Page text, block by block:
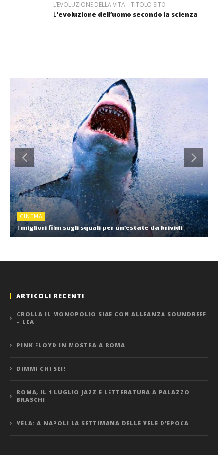
L’EVOLUZIONE DELLA VITA – TITOLO SITO
L’evoluzione dell’uomo secondo la scienza
CINEMA
I migliori film sugli squali per un’estate da brividi
ARTICOLI RECENTI
CROLLA IL MONOPOLIO SIAE CON ALLEANZA SOUNDREEF
– LEA
PINK FLOYD IN MOSTRA A ROMA
DIMMI CHI SEI!
ROMA, IL 1 LUGLIO JAZZ E LETTERATURA A PALAZZO
BRASCHI
VELA: A NAPOLI LA SETTIMANA DELLE VELE D’EPOCA